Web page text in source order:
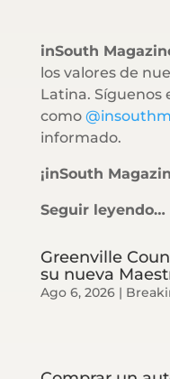
inSouth
los valores de
Latina. Síguenos
como
informado.
¡inSouth
Seguir leyendo…
Greenville
su nueva
Ago 6, 2026|